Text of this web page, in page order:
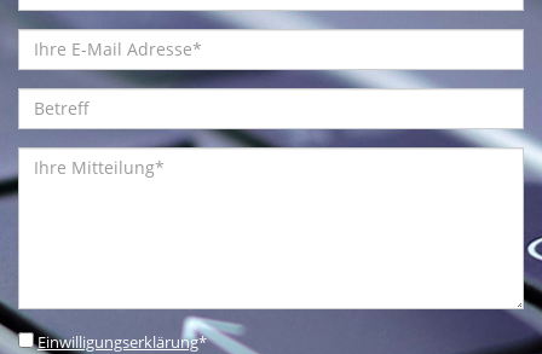
Einwilligungserklärung*